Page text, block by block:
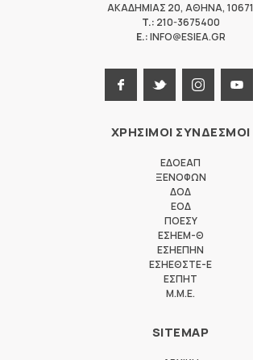
ΑΚΑΔΗΜΙΑΣ 20, ΑΘΗΝΑ, 10671
T.: 210-3675400
E.:INFO@ESIEA.GR
ΧΡΗΣΙΜΟΙ ΣΥΝΔΕΣΜΟΙ
ΕΔΟΕΑΠ
ΞΕΝΟΦΩΝ
ΔΟΔ
ΕΟΔ
ΠΟΕΣΥ
ΕΣΗΕΜ-Θ
ΕΣΗΕΠΗΝ
ΕΣΗΕΘΣΤΕ-Ε
ΕΣΠΗΤ
M.M.E.
SITEMAP